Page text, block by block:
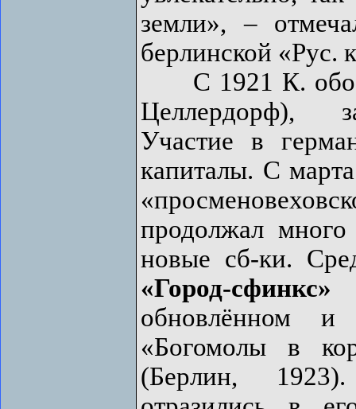
земли», –
берлинской «Рус.
С 1921 К.
Целлердорф),
Участие в
капиталы. С
продолжал много
новые сб-ки.
«Город-сфинкс»
обновлённом
«Богомолы в
(Берлин,